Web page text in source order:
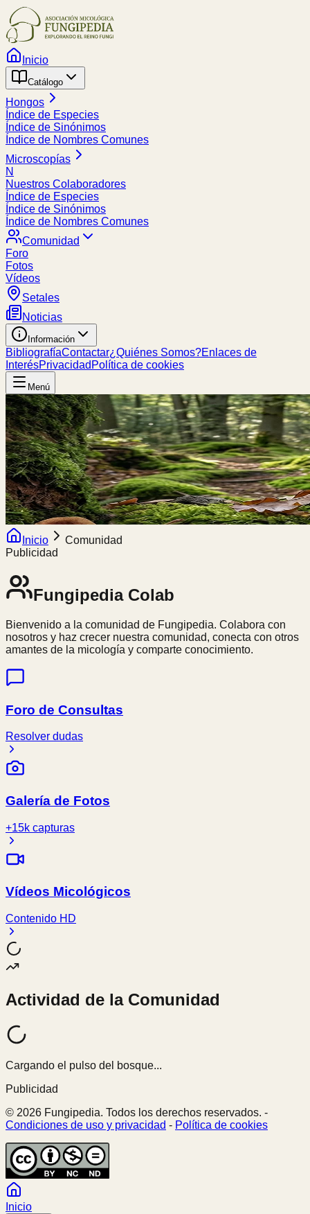
Inicio
Catálogo
Hongos
Índice de Especies
Índice de Sinónimos
Índice de Nombres Comunes
Microscopías
N
Nuestros Colaboradores
Índice de Especies
Índice de Sinónimos
Índice de Nombres Comunes
Comunidad
Foro
Fotos
Vídeos
Setales
Noticias
Información
BibliografíaContactar¿Quiénes Somos?Enlaces de
InterésPrivacidad Política de cookies
Menú
Inicio
Comunidad
Publicidad
FungipediaColab
Bienvenido a la comunidad de Fungipedia. Colabora con
nosotros y haz crecer nuestra comunidad, conecta con otros
amantes de la micología y comparte conocimiento.
Foro de Consultas
Resolver dudas
Galería de Fotos
+15k capturas
Vídeos Micológicos
Contenido HD
Actividad de la Comunidad
Cargando el pulso del bosque...
Publicidad
© 2026 Fungipedia. Todos los derechos reservados. -
Condiciones de uso y privacidad - Política de cookies
Inicio